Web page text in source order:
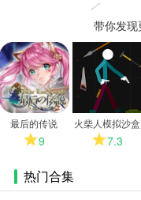
带你发
最后的传说
9
火柴人模拟沙盒
中文版
7.3
热门合集